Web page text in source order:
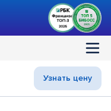
Узнать цену